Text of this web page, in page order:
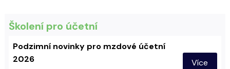
Školení pro účetní
Podzimní novinky pro mzdové účetní
2026
Více